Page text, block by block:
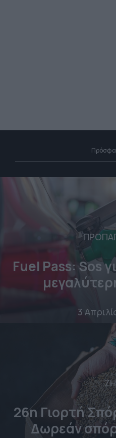
Fuel Pass: Sos
3
26η Γιορτή
Δωρεάν